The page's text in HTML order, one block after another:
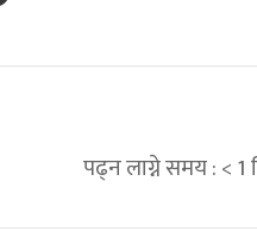
पढ्न लाग्ने समय :< 1